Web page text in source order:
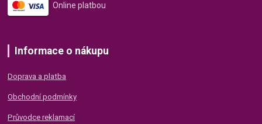
Online platbou
Informace o nákupu
Doprava a platba
Obchodní podmínky
Průvodce reklamací